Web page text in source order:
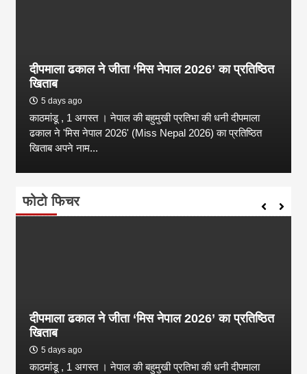
दीपमाला ढकाल ने जीता ‘मिस नेपाल 2026’ का प्रतिष्ठित
खिताब
5 days ago
काठमांडू , 1 अगस्त । नेपाल की बहुमुखी प्रतिभा की धनी दीपमाला
ढकाल ने 'मिस नेपाल 2026' (Miss Nepal 2026) का प्रतिष्ठित
खिताब अपने नाम...
फोटो फिचर
दीपमाला ढकाल ने जीता ‘मिस नेपाल 2026’ का प्रतिष्ठित
खिताब
5 days ago
काठमांडू , 1 अगस्त । नेपाल की बहुमुखी प्रतिभा की धनी दीपमाला